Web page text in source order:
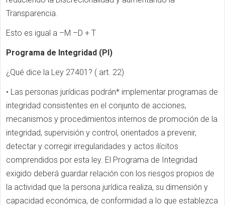
Transparencia.
Esto es igual a –M –D + T
Programa de Integridad (PI)
¿Qué dice la Ley 27401? ( art. 22)
• Las personas jurídicas podrán* implementar programas de
integridad consistentes en el conjunto de acciones,
mecanismos y procedimientos internos de promoción de la
integridad, supervisión y control, orientados a prevenir,
detectar y corregir irregularidades y actos ilícitos
comprendidos por esta ley. El Programa de Integridad
exigido deberá guardar relación con los riesgos propios de
la actividad que la persona jurídica realiza, su dimensión y
capacidad económica, de conformidad a lo que establezca